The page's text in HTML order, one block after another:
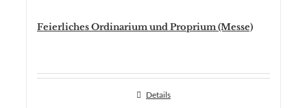
Feierliches Ordinarium und Proprium (Messe)
Details